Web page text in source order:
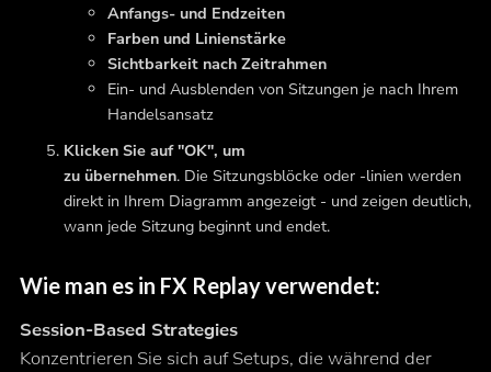
Anfangs- und Endzeiten
Farben und Linienstärke
Sichtbarkeit nach Zeitrahmen
Ein- und Ausblenden von Sitzungen je nach Ihrem
Handelsansatz
Klicken Sie auf "OK", um
zu übernehmen. Die Sitzungsblöcke oder -linien werden
direkt in Ihrem Diagramm angezeigt - und zeigen deutlich,
wann jede Sitzung beginnt und endet.
Wie man es in FX Replay verwendet:
Session-Based Strategies
Konzentrieren Sie sich auf Setups, die während der